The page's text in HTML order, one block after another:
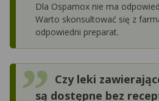
Dla Ospamox nie ma
Warto skonsultować się z
odpowiedni preparat.
Czy leki
są dostępne bez